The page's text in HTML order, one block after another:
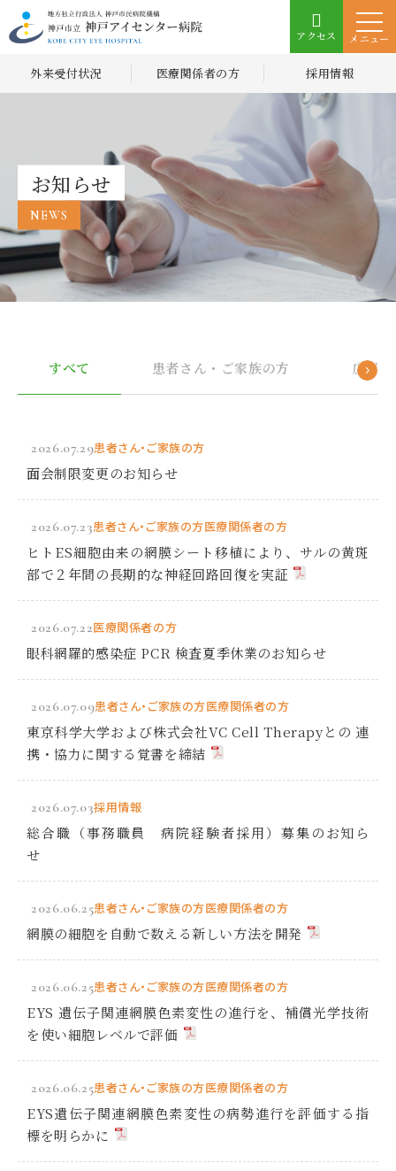
アクセス メニュー
外来受付状況 医療関係者の方 採用情報
お知らせ
NEWS
すべて 患者さん・ご家族の方 広報誌
2026.07.29患者さん・ご家族の方
面会制限変更のお知らせ
2026.07.23患者さん・ご家族の方医療関係者の方
ヒトES細胞由来の網膜シート移植により、サルの黄斑
部で２年間の長期的な神経回路回復を実証
2026.07.22医療関係者の方
眼科網羅的感染症 PCR 検査夏季休業のお知らせ
2026.07.09患者さん・ご家族の方医療関係者の方
東京科学大学および株式会社VC Cell Therapyとの 連
携・協力に関する覚書を締結
2026.07.03採用情報
総合職（事務職員 病院経験者採用）募集のお知ら
せ
2026.06.25患者さん・ご家族の方医療関係者の方
網膜の細胞を自動で数える新しい方法を開発
2026.06.25患者さん・ご家族の方医療関係者の方
EYS 遺伝子関連網膜色素変性の進行を、補償光学技術
を使い細胞レベルで評価
2026.06.25患者さん・ご家族の方医療関係者の方
EYS遺伝子関連網膜色素変性の病勢進行を評価する指
標を明らかに